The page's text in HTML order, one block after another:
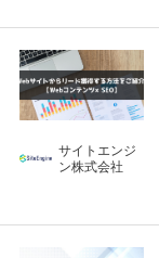
サイトエンジ
ン株式会社